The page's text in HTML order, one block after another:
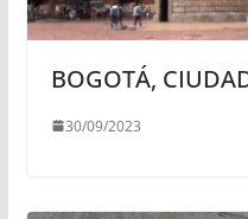
BOGOTÁ,
30/09/2023